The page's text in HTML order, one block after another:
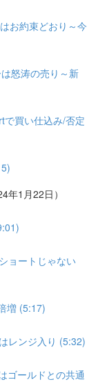
お約束どおり～今
怒涛の売り～新
で買い仕込み/否定
年1月22日）
ョートじゃない
増 (5:17)
レンジ入り (5:32)
ゴールドとの共通